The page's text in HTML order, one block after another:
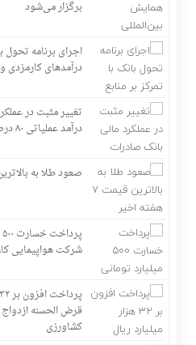
برگزار می‌شود
اجرای برنامه تحول
درآمدهای کارمزدی
تغییر مثبت در
درآمد عملیاتی ۸۰ درصد رشد کرد
صعود طلا به بالاترین قیمت
شرکت هواپیمایی
قرض الحسنه
کشاورزی